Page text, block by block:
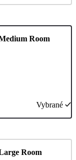
Room
Vybrané
Room